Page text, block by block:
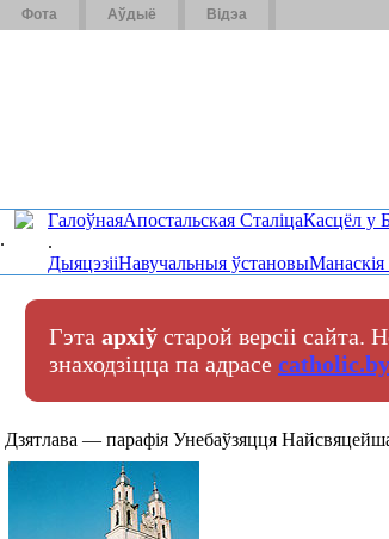
Фота Аўдыё Відэа
.
ГалоўнаяАпостальская СталіцаКасцёл у
.
ДыяцэзііНавучальныя ўстановыМанаскія
Гэта архіў старой версіі сайта.
знаходзіцца па адрасе catholic.by
Дзятлава — парафія Унебаўзяцця